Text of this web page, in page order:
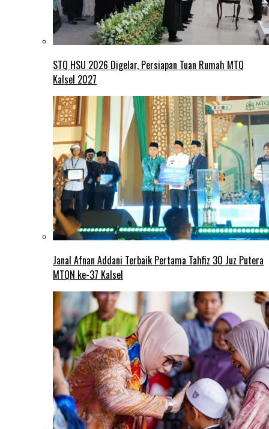
STQ HSU 2026 Digelar, Persiapan Tuan Rumah MTQ
Kalsel 2027
Janal Afnan Addani Terbaik Pertama Tahfiz 30 Juz Putera
MTQN ke-37 Kalsel